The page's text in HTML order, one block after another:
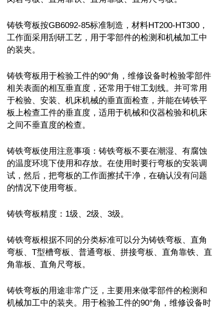
铸铁弯板按GB6092-85标准制造，材料HT200-HT300，
工作面采用刮研工艺，用于零部件的检测和机械加工中
的装夹。
铸铁弯板用于检验工件的90°角，维修设备时检验零部件
相关表面的相互垂直度，还常用于钳工划线。并可常用
于检验、安装、机床机械的垂直面检查，并能在铸铁平
板上检查工件的垂直度，适用于机械和仪器检验和机床
之间不垂直度的检查。
铸铁弯板使用注意事项：铸铁弯板不要在潮湿、有腐蚀
的温度环境下使用和存放。在使用时要行弯板的安装调
试，然后，把弯板的工作面擦拭干净，在确认没有问题
的情况下使用弯板。
铸铁弯板精度：1级、2级、3级。
铸铁弯板根据不同的分类标准可以分为铸铁弯板、直角
弯板、T型槽弯板、普通弯板、拼接弯板、直角靠铁、直
角靠板、直角尺弯板。
铸铁弯板的用途非常广泛，主要用来做零部件的检测和
机械加工中的装夹。用于检验工件的90°角，维修设备时